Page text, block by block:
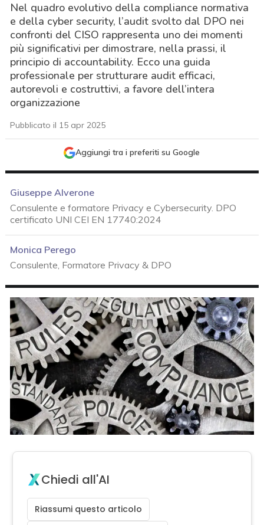
Nel quadro evolutivo della compliance normativa
e della cyber security, l’audit svolto dal DPO nei
confronti del CISO rappresenta uno dei momenti
più significativi per dimostrare, nella prassi, il
principio di accountability. Ecco una guida
professionale per strutturare audit efficaci,
autorevoli e costruttivi, a favore dell’intera
organizzazione
Pubblicato il 15 apr 2025
Aggiungi tra i preferiti su Google
Giuseppe Alverone
Consulente e formatore Privacy e Cybersecurity. DPO
certificato UNI CEI EN 17740:2024
Monica Perego
Consulente, Formatore Privacy & DPO
Chiedi all'AI
Riassumi questo articolo